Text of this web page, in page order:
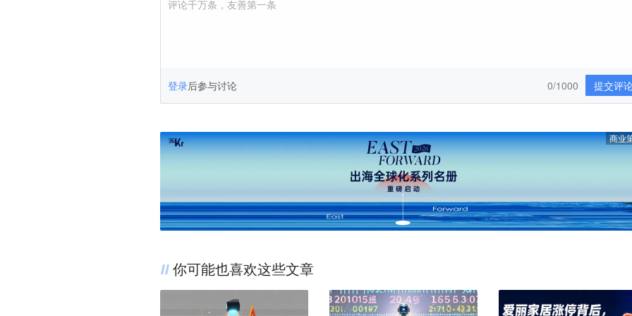
评论千万条，友善第一条
登录后参与讨论 提交评
0/1000
商业
你可能也喜欢这些文章